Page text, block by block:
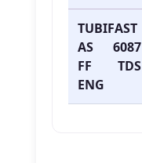
TUBIFAST
AS 6087
FF TDS
ENG